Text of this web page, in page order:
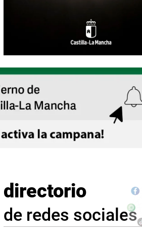
directorio
de redes sociales